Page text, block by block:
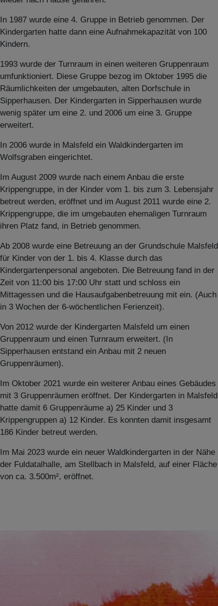
In 1987 wurde eine 4. Gruppe in Betrieb genommen. Der
Kindergarten hatte dann eine Aufnahmekapazität von 100
Kindern.
1993 wurde der Turnraum in einen weiteren Gruppenraum
umfunktioniert. Diese Gruppe bezog im Oktober 1995 die
Räumlichkeiten der umgebauten, alten Dorfschule in
Sipperhausen. Der Kindergarten in Sipperhausen wurde
wenig später um eine 2. und 2006 um eine 3. Gruppe
erweitert.
In 2006 wurde in Malsfeld ein Waldkindergarten im
Wolfsgraben eingerichtet.
Im August 2009 wurde nach einem Anbau die erste
Krippengruppe, in der Kinder vom 1. bis zum 3. Lebensjahr
betreut werden, eröffnet und im August 2011 wurde eine 2.
Krippengruppe, die im umgebauten ehemaligen Turnraum
ihren Platz fand, in Betrieb genommen.
Ab 2008 wurde eine Betreuung an der Grundschule Malsfeld
für Kinder von der 1. bis 4. Klasse durch das
Kindergartenpersonal angeboten. Die Betreuung fand in der
Zeit von 11:00 bis 17:00 Uhr statt und schloss ein
Mittagessen und die Hausaufgabenbetreuung mit ein. (Auch
in 3 Wochen der 6-wöchentlichen Ferienzeit).
Von 2012 wurde der Kindergarten Malsfeld um einen
Gruppenraum und einen Turnraum erweitert. (In
Sipperhausen entstand ein Anbau mit 2 neuen
Gruppenräumen).
Im Oktober 2021 wurde ein weiterer Anbau eines Gebäudes
mit 3 Gruppenräumen eröffnet. Der Kindergarten in Malsfeld
hatte damit 6 Gruppenräume a) 25 Kinder und 3
Krippengruppen a) 12 Kinder. Es konnten damit insgesamt
186 Kinder betreut werden.
Im Mai 2023 wurde ein neuer Waldkindergarten in der Nähe
der Fuldatalhalle, am Stellbach in Malsfeld, auf einer Fläche
von ca. 3.500m², eröffnet.